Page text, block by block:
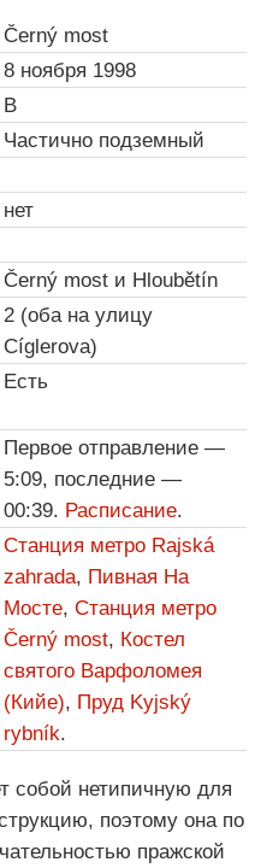
Černý most
8 ноября 1998
B
Частично подземный
нет
Černý most и Hloubětín
2 (оба на улицу
Cíglerova)
Есть
Первое отправление —
5:09, последние —
00:39. Расписание.
Станция метро Rajská
zahrada, Пивная На
Мосте, Станция метро
Černý most, Костел
святого Варфоломея
(Кийе), Пруд Kyjský
rybník.
собой нетипичную для
поэтому она по
пражской